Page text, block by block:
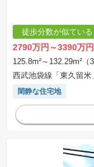
徒歩分数が似ている
2790万円～3390万円
125.8m²～132.29m²（
西武池袋線「東久留
閑静な住宅地